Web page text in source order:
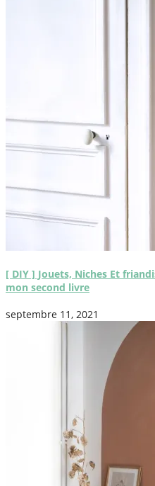
[ DIY ] Jouets, Niches Et
mon second livre
septembre 11, 2021